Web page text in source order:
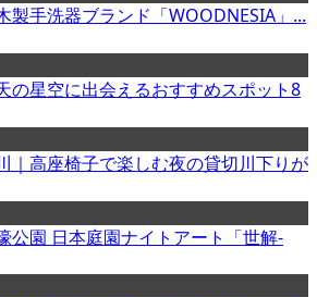
製手洗器ブランド「WOODNESIA」...
の星空に出会えるおすすめスポット8
｜高座椅子で楽しむ夜の貸切川下りが
公園 日本庭園ナイトアート「世解-